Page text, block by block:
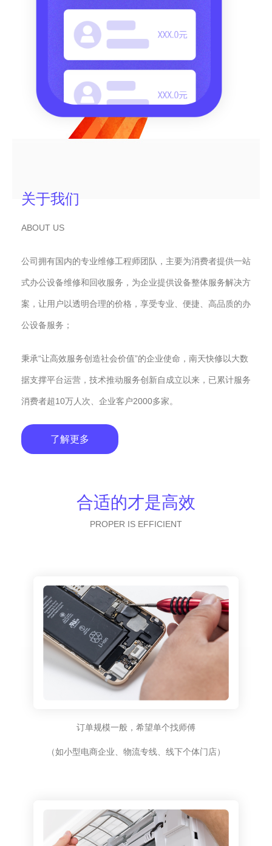
关于我们
ABOUT US
公司拥有国内的专业维修工程师团队，主要为消费者提供一站
式办公设备维修和回收服务，为企业提供设备整体服务解决方
案，让用户以透明合理的价格，享受专业、便捷、高品质的办
公设备服务；
秉承“让高效服务创造社会价值”的企业使命，南天快修以大数
据支撑平台运营，技术推动服务创新自成立以来，已累计服务
消费者超10万人次、企业客户2000多家。
了解更多
合适的才是高效
PROPER IS EFFICIENT
订单规模一般，希望单个找师傅
（如小型电商企业、物流专线、线下个体门店）